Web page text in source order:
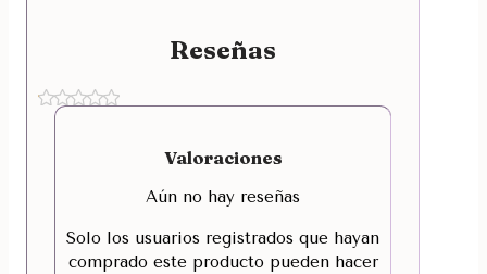
Reseñas
Valoraciones
Aún no hay reseñas
Solo los usuarios registrados que hayan
comprado este producto pueden hacer